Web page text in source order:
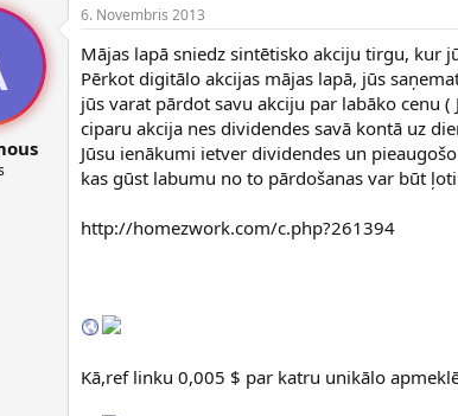
u
m
a
d
u
6. Novembris 2013
Mājas lapā sniedz sintētisko akciju tirgu, kur
Pērkot digitālo akcijas mājas lapā, jūs
jūs varat pārdot savu akciju par labāko cenu
ciparu akcija nes dividendes savā kontā uz
Jūsu ienākumi ietver dividendes un
kas gūst labumu no to pārdošanas var būt
http://homezwork.com/c.php?261394
Kā,ref linku 0,005 $ par katru unikālo